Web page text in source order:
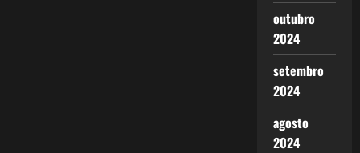
outubro
2024
setembro
2024
agosto
2024